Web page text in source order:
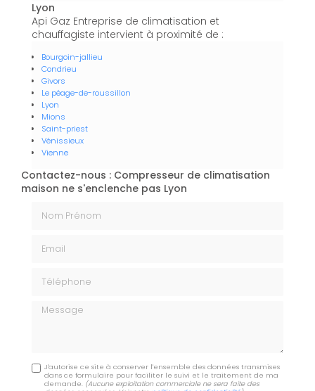
Lyon
Api Gaz Entreprise de climatisation et
chauffagiste intervient à proximité de :
Bourgoin-jallieu
Condrieu
Givors
Le péage-de-roussillon
Lyon
Mions
Saint-priest
Vénissieux
Vienne
Contactez-nous : Compresseur de climatisation
maison ne s'enclenche pas Lyon
Message
J'autorise ce site à conserver l'ensemble des données transmises
dans ce formulaire pour faciliter le suivi et le traitement de ma
demande. (Aucune exploitation commerciale ne sera faite des